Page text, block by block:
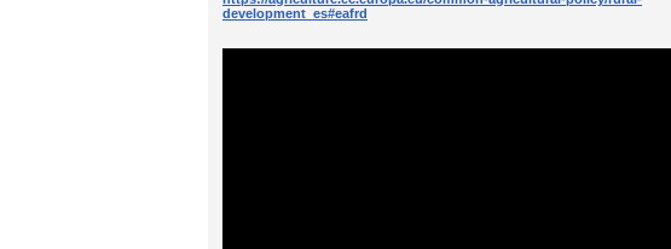
development_es#eafrd